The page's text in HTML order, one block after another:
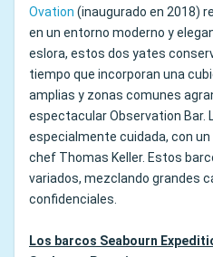
Ovation (inaugurado en 2018)
en un entorno moderno y
eslora, estos dos yates
tiempo que incorporan una
amplias y zonas comunes
espectacular Observation Bar.
especialmente cuidada, con
chef Thomas Keller. Estos
variados, mezclando grandes
confidenciales.
Los barcos Seabourn